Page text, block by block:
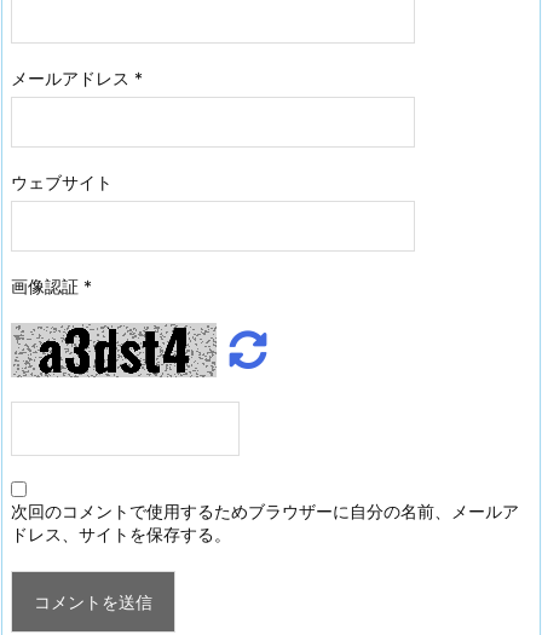
メールアドレス *
ウェブサイト
画像認証 *
次回のコメントで使用するためブラウザーに自分の名前、メールア
ドレス、サイトを保存する。